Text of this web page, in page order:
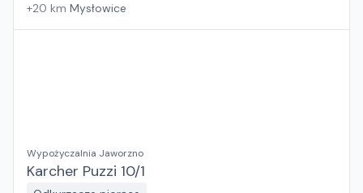
+20 km Mysłowice
Wypożyczalnia Jaworzno
Karcher Puzzi 10/1